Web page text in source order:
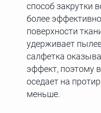
способ закрутки
более
поверхности
удерживает
салфетка
эффект, поэтому
оседает на
меньше.